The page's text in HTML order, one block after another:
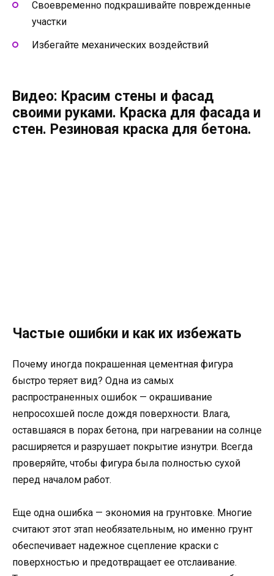
Своевременно подкрашивайте поврежденные
участки
Избегайте механических воздействий
Видео: Красим стены и фасад
своими руками. Краска для фасада и
стен. Резиновая краска для бетона.
Частые ошибки и как их избежать
Почему иногда покрашенная цементная фигура
быстро теряет вид? Одна из самых
распространенных ошибок — окрашивание
непросохшей после дождя поверхности. Влага,
оставшаяся в порах бетона, при нагревании на солнце
расширяется и разрушает покрытие изнутри. Всегда
проверяйте, чтобы фигура была полностью сухой
перед началом работ.
Еще одна ошибка — экономия на грунтовке. Многие
считают этот этап необязательным, но именно грунт
обеспечивает надежное сцепление краски с
поверхностью и предотвращает ее отслаивание.